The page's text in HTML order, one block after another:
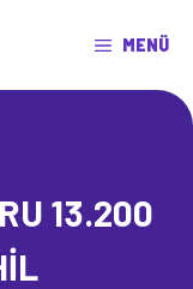
MENÜ
13.200